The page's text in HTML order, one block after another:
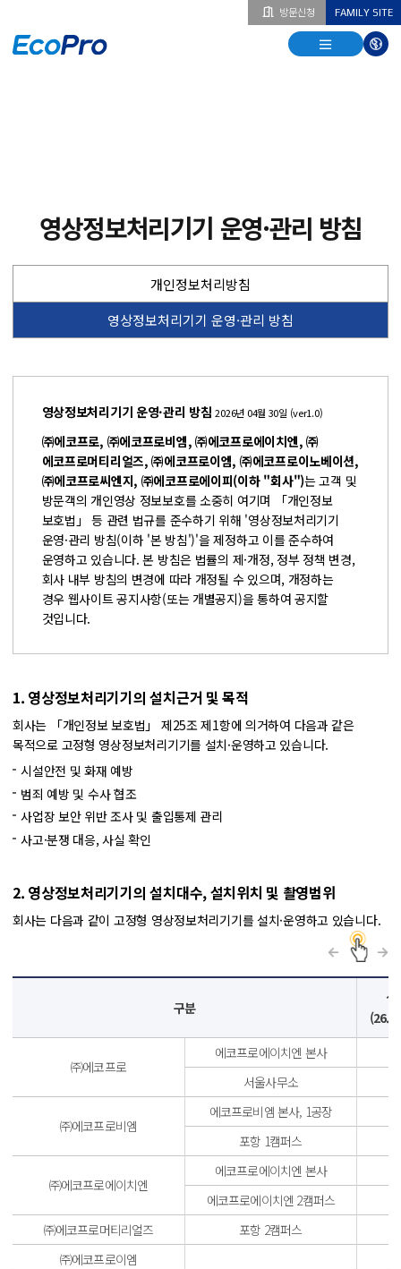
방문신청 FAMILY SITE
열기
열기
다국어
영상정보처리기기 운영·관리 방침
개인정보처리방침
영상정보처리기기 운영·관리 방침
영상정보처리기기 운영·관리 방침2026년 04월 30일 (ver1.0)
㈜에코프로, ㈜에코프로비엠, ㈜에코프로에이치엔, ㈜
에코프로머티리얼즈, ㈜에코프로이엠, ㈜에코프로이노베이션,
㈜에코프로씨엔지, ㈜에코프로에이피(이하 "회사")는 고객 및
방문객의 개인영상 정보보호를 소중히 여기며 「개인정보
보호법」 등 관련 법규를 준수하기 위해 '영상정보처리기기
운영·관리 방침(이하 '본 방침')'을 제정하고 이를 준수하여
운영하고 있습니다.본 방침은 법률의 제·개정, 정부 정책 변경,
회사 내부 방침의 변경에 따라 개정될 수 있으며, 개정하는
경우 웹사이트 공지사항(또는 개별공지)을 통하여 공지할
것입니다.
1. 영상정보처리기기의 설치근거 및 목적
회사는 「개인정보 보호법」 제25조 제1항에 의거하여 다음과 같은
목적으로 고정형 영상정보처리기기를 설치·운영하고 있습니다.
시설안전 및 화재 예방
범죄 예방 및 수사 협조
사업장 보안 위반 조사 및 출입통제 관리
사고·분쟁 대응, 사실 확인
2. 영상정보처리기기의 설치대수, 설치위치 및 촬영범위
회사는 다음과 같이 고정형 영상정보처리기기를 설치·운영하고 있습니다.
구분
설
㈜에코프로
에코프로에이치엔 본사
서울사무소
㈜에코프로비엠
에코프로비엠 본사, 1공장
포항 1캠퍼스
㈜에코프로에이치엔
에코프로에이치엔 본사
에코프로에이치엔 2캠퍼스
㈜에코프로머티리얼즈
포항 2캠퍼스
㈜에코프로이엠